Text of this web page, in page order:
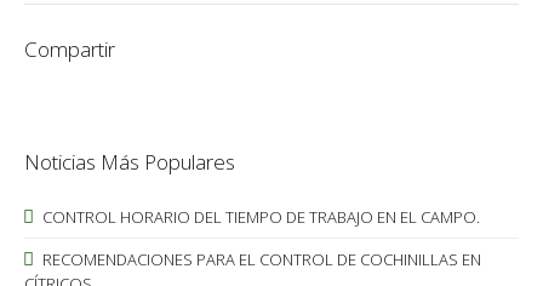
Compartir
Noticias Más Populares
CONTROL HORARIO DEL TIEMPO DE TRABAJO EN EL CAMPO.
RECOMENDACIONES PARA EL CONTROL DE COCHINILLAS EN